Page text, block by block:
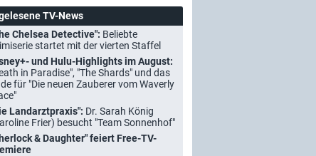
TV-News
Chelsea Detective": Beliebte
startet mit der vierten Staffel
und Hulu-Highlights im August:
in Paradise", "The Shards" und das
für "Die neuen Zauberer vom Waverly
Landarztpraxis": Dr. Sarah König
Frier) besucht "Team Sonnenhof"
& Daughter" feiert Free-TV-